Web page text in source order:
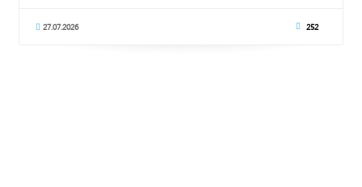
27.07.2026 252